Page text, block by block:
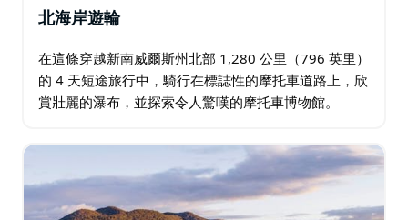
北海岸遊輪
在這條穿越新南威爾斯州北部 1,280 公里（796 英里）
的 4 天短途旅行中，騎行在標誌性的摩托車道路上，欣
賞壯麗的瀑布，並探索令人驚嘆的摩托車博物館。